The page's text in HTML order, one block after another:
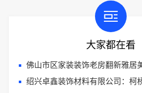
大家都在看
佛山市区家装装饰老房翻新雅居
绍兴卓鑫装饰材料有限公司：柯桥区专